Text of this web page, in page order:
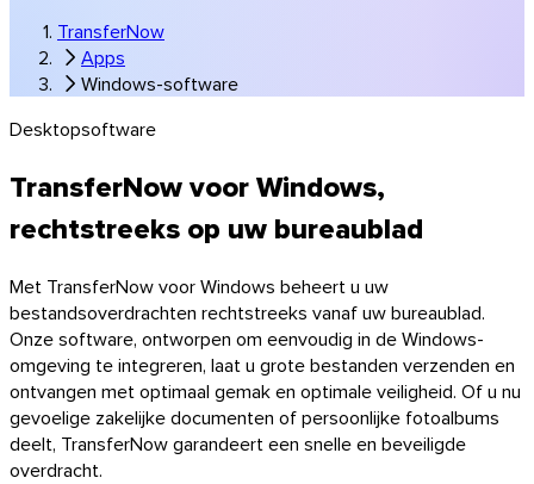
Windows
TransferNow
Apps
Windows-software
Desktopsoftware
TransferNow voor Windows,
rechtstreeks op uw bureaublad
Met TransferNow voor Windows beheert u uw
bestandsoverdrachten rechtstreeks vanaf uw bureaublad.
Onze software, ontworpen om eenvoudig in de Windows-
omgeving te integreren, laat u grote bestanden verzenden en
ontvangen met optimaal gemak en optimale veiligheid. Of u nu
gevoelige zakelijke documenten of persoonlijke fotoalbums
deelt, TransferNow garandeert een snelle en beveiligde
overdracht.